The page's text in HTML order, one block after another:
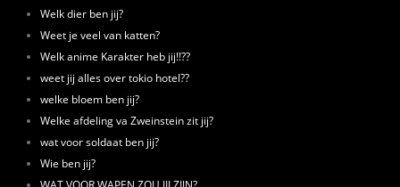
Welk dier ben jij?
Weet je veel van katten?
Welk anime Karakter heb jij!!??
weet jij alles over tokio hotel??
welke bloem ben jij?
Welke afdeling va Zweinstein zit jij?
wat voor soldaat ben jij?
Wie ben jij?